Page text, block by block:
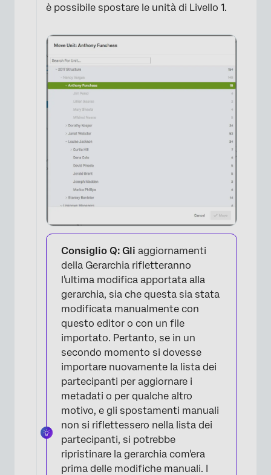
è possibile spostare le unità di Livello 1.
Consiglio Q: Gli aggiornamenti
della Gerarchia rifletteranno
l'ultima modifica apportata alla
gerarchia, sia che questa sia stata
modificata manualmente con
questo editor o con un file
importato. Pertanto, se in un
secondo momento si dovesse
importare nuovamente la lista dei
partecipanti per aggiornare i
metadati o per qualche altro
motivo, e gli spostamenti manuali
non si riflettessero nella lista dei
partecipanti, si potrebbe
ripristinare la gerarchia com'era
prima delle modifiche manuali. I